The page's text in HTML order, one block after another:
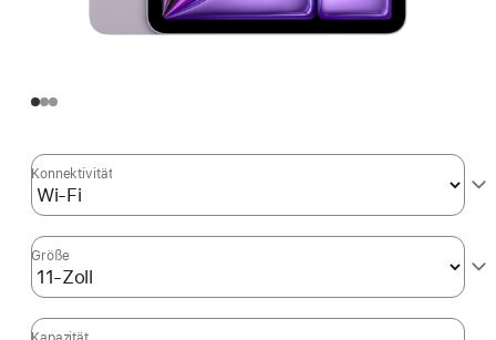
Konnektivität
Größe